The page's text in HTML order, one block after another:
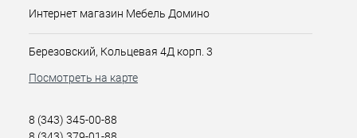
Интернет магазин Мебель Домино
Березовский, Кольцевая 4Д корп. 3
Посмотреть на карте
8 (343) 345-00-88